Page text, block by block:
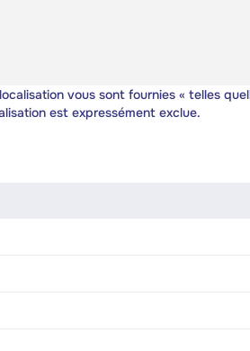
vous sont fournies « telles
est expressément exclue.